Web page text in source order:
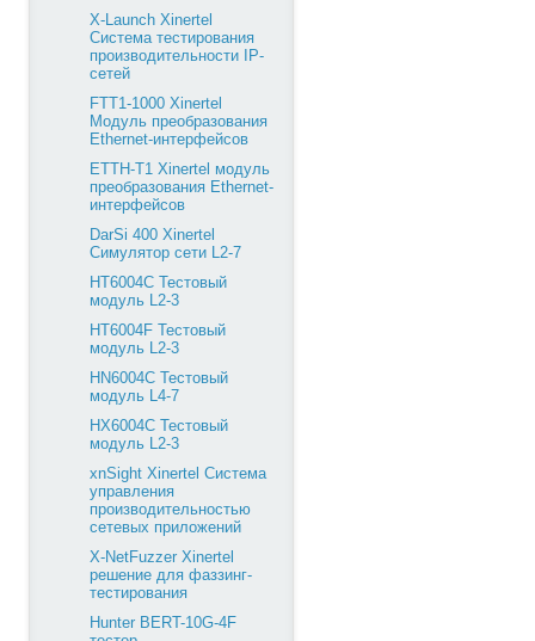
X-Launch Xinertel
Система тестирования
производительности IP-
сетей
FTT1-1000 Xinertel
Модуль преобразования
Ethernet-интерфейсов
ETTH-T1 Xinertel модуль
преобразования Ethernet-
интерфейсов
DarSi 400 Xinertel
Cимулятор сети L2-7
HT6004C Тестовый
модуль L2-3
HT6004F Тестовый
модуль L2-3
HN6004C Тестовый
модуль L4-7
HX6004C Тестовый
модуль L2-3
xnSight Xinertel Система
управления
производительностью
сетевых приложений
X-NetFuzzer Xinertel
решение для фаззинг-
тестирования
Hunter BERT-10G-4F